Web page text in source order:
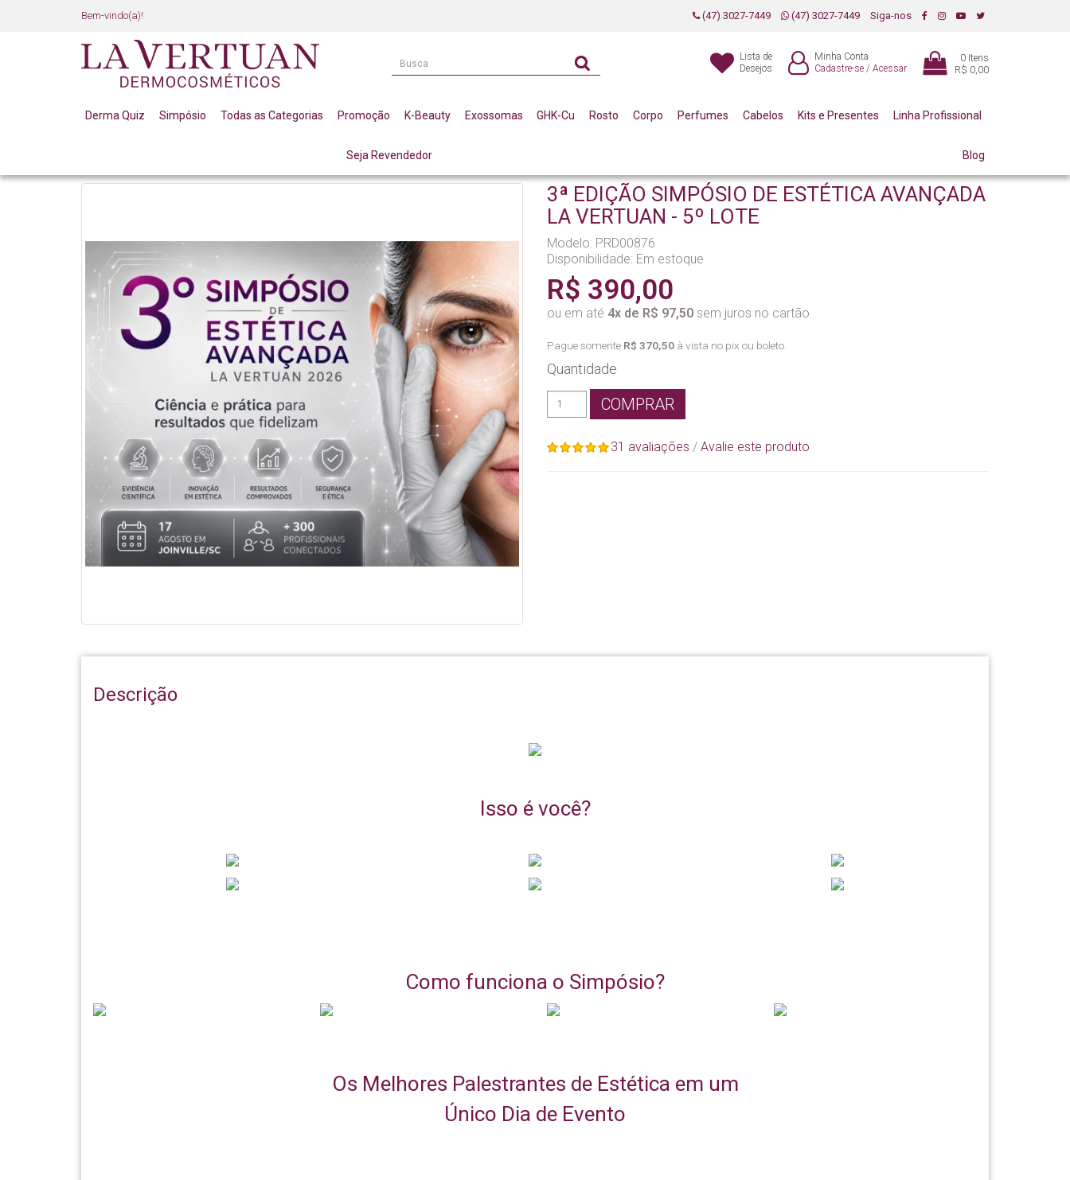
Bem-vindo(a)! (47) 3027-7449 (47) 3027-7449 Siga-nos
Lista de
Desejos
Minha Conta
Cadastre-se / Acessar
0 Itens
R$ 0,00
Derma Quiz Simpósio Todas as Categorias Promoção K-Beauty Exossomas GHK-Cu Rosto Corpo Perfumes Cabelos Kits e Presentes Linha Profissional
Seja Revendedor Blog
3ª EDIÇÃO SIMPÓSIO DE ESTÉTICA AVANÇADA LA VERTUAN - 5º LOTE
3ª EDIÇÃO SIMPÓSIO DE ESTÉTICA AVANÇADA
LA VERTUAN - 5º LOTE
Modelo: PRD00876
Disponibilidade: Em estoque
R$ 390,00
ou em até 4x de R$ 97,50 sem juros no cartão
Pague somente R$ 370,50 à vista no pix ou boleto.
Quantidade
COMPRAR
31 avaliações / Avalie este produto
Descrição
Isso é você?
Como funciona o Simpósio?
Os Melhores Palestrantes de Estética em um
Único Dia de Evento